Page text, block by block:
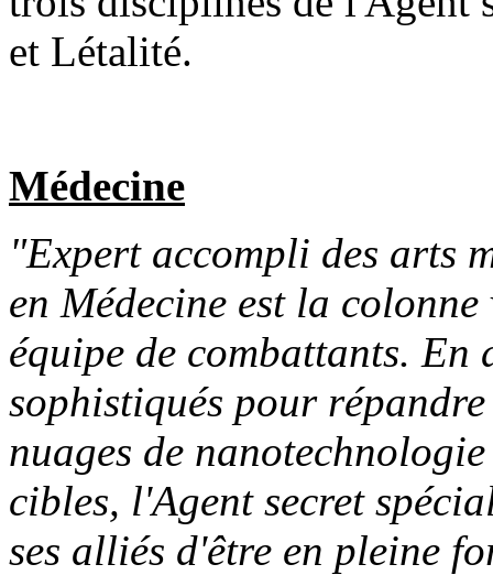
et Létalité.
Médecine
"Expert accompli des arts
en Médecine est la
équipe de combattants. En
sophistiqués pour
nuages de
cibles, l'Agent secret
ses alliés d'être en pleine